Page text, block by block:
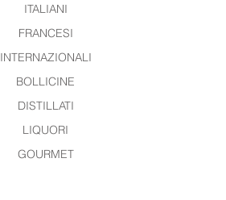
ITALIANI
FRANCESI
INTERNAZIONALI
BOLLICINE
DISTILLATI
LIQUORI
GOURMET